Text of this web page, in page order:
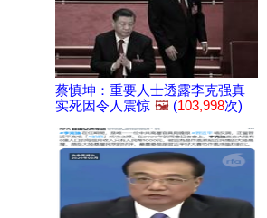
蔡慎坤：重要人士透露李克强真
实死因令人震惊 🖼️ (103,998次)